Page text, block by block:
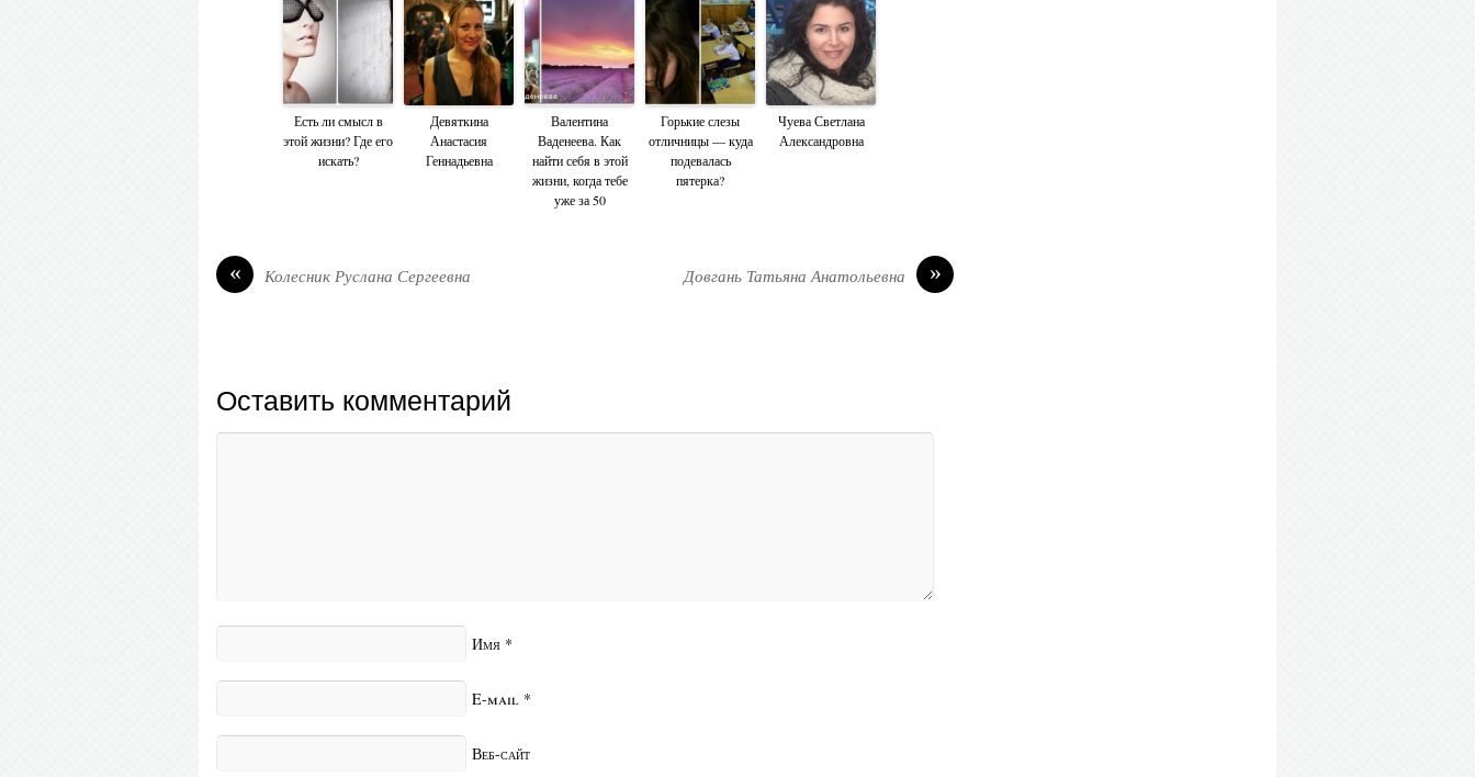
Есть ли смысл в
этой жизни? Где его
искать?
Девяткина
Анастасия
Геннадьевна
Валентина
Ваденеева. Как
найти себя в этой
жизни, когда тебе
уже за 50
Горькие слезы
отличницы — куда
подевалась
пятерка?
Чуева Светлана
Александровна
« Колесник Руслана Сергеевна »
Довгань Татьяна Анатольевна
Оставить комментарий
Имя *
E-mail *
Веб-сайт